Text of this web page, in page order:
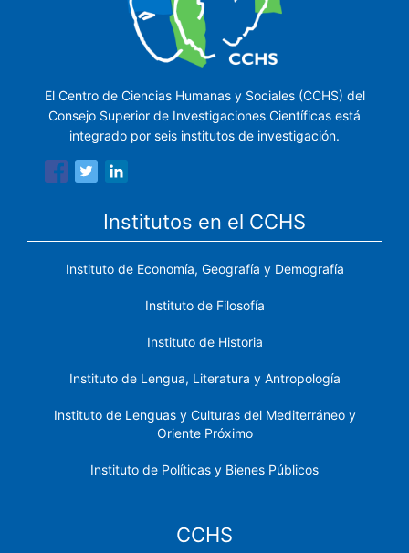
El Centro de Ciencias Humanas y Sociales (CCHS) del
Consejo Superior de Investigaciones Científicas está
integrado por seis institutos de investigación.
Institutos en el CCHS
Instituto de Economía, Geografía y Demografía
Instituto de Filosofía
Instituto de Historia
Instituto de Lengua, Literatura y Antropología
Instituto de Lenguas y Culturas del Mediterráneo y
Oriente Próximo
Instituto de Políticas y Bienes Públicos
CCHS